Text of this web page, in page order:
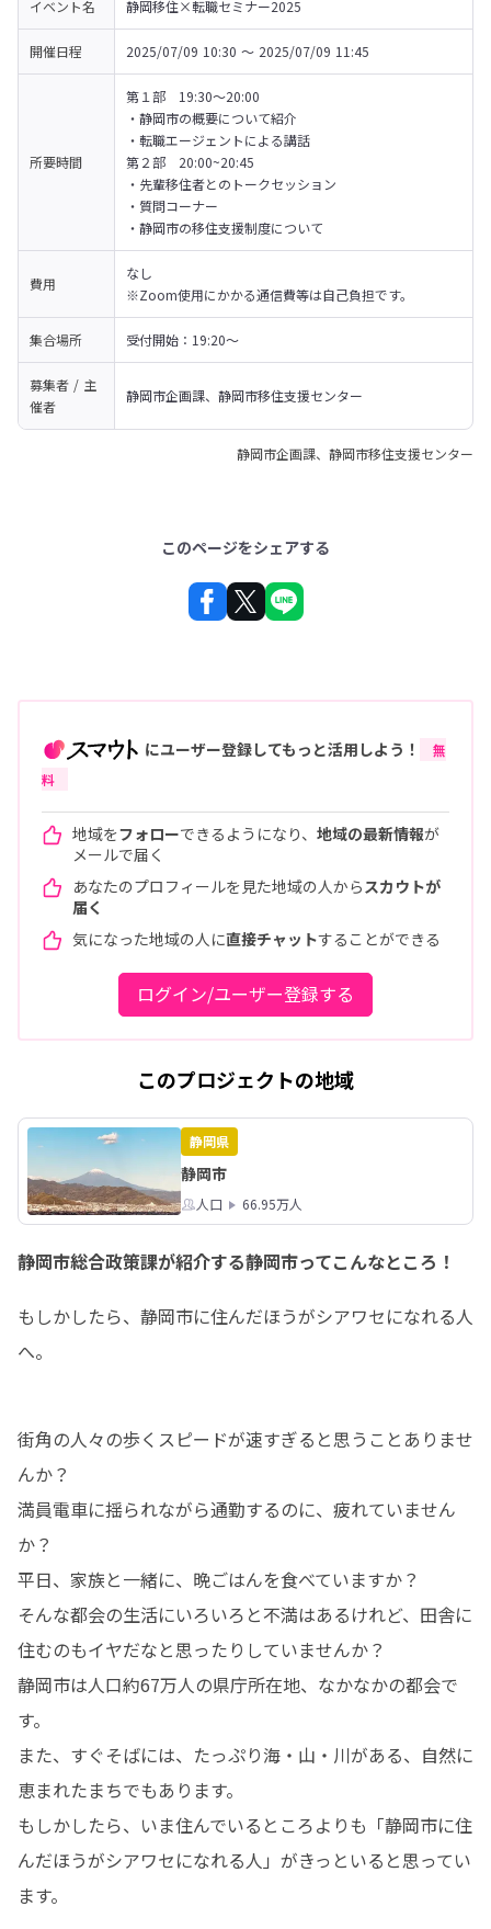
イベント名 静岡移住×転職セミナー2025
開催日程 2025/07/09 10:30 〜 2025/07/09 11:45
所要時間
第１部　19:30～20:00
・静岡市の概要について紹介
・転職エージェントによる講話
第２部　20:00~20:45
・先輩移住者とのトークセッション
・質問コーナー
・静岡市の移住支援制度について
費用
なし
※Zoom使用にかかる通信費等は自己負担です。
集合場所 受付開始：19:20～
募集者 / 主
催者
静岡市企画課、静岡市移住支援センター
静岡市企画課、静岡市移住支援センター
このページをシェアする
にユーザー登録してもっと活用しよう！
無
料
地域をフォローできるようになり、 地域の最新情報が
メールで届く
あなたのプロフィールを見た地域の人から スカウトが
届く
気になった地域の人に直接チャットすることができる
ログイン/ユーザー登録する
このプロジェクトの地域
静岡県
静岡市
人口 66.95万人
静岡市総合政策課が紹介する静岡市ってこんなところ！
もしかしたら、静岡市に住んだほうがシアワセになれる人
へ。
街角の人々の歩くスピードが速すぎると思うことありませ
んか？
満員電車に揺られながら通勤するのに、疲れていません
か？
平日、家族と一緒に、晩ごはんを食べていますか？
そんな都会の生活にいろいろと不満はあるけれど、田舎に
住むのもイヤだなと思ったりしていませんか？
静岡市は人口約67万人の県庁所在地、なかなかの都会で
す。
また、すぐそばには、たっぷり海・山・川がある、自然に
恵まれたまちでもあります。
もしかしたら、いま住んでいるところよりも「静岡市に住
んだほうがシアワセになれる人」がきっといると思ってい
ます。